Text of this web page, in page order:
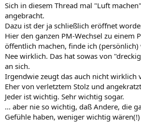
Sich in diesem Thread mal "Luft
angebracht.
Dazu ist der ja schließlich eröffnet
Hier den ganzen PM-Wechsel zu einem
öffentlich machen, finde ich
Nee wirklich. Das hat sowas von
an sich.
Irgendwie zeugt das auch nicht wirklich
Eher von verletztem Stolz und
Jeder ist wichtig. Sehr wichtig sogar.
... aber nie so wichtig, daß Andere, die
Gefühle haben, weniger wichtig wären(!)